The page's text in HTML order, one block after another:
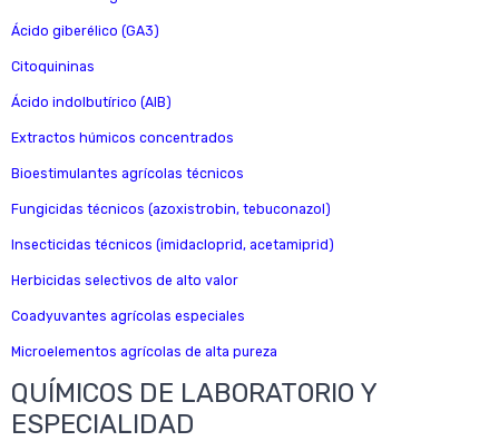
Ácido giberélico (GA3)
Citoquininas
Ácido indolbutírico (AIB)
Extractos húmicos concentrados
Bioestimulantes agrícolas técnicos
Fungicidas técnicos (azoxistrobin, tebuconazol)
Insecticidas técnicos (imidacloprid, acetamiprid)
Herbicidas selectivos de alto valor
Coadyuvantes agrícolas especiales
Microelementos agrícolas de alta pureza
QUÍMICOS DE LABORATORIO Y
ESPECIALIDAD